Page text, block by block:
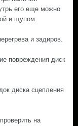
его еще можно
и щупом.
и задиров.
повреждения диск
диска сцепления
на